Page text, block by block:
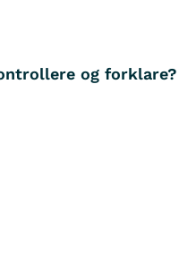
og forklare?